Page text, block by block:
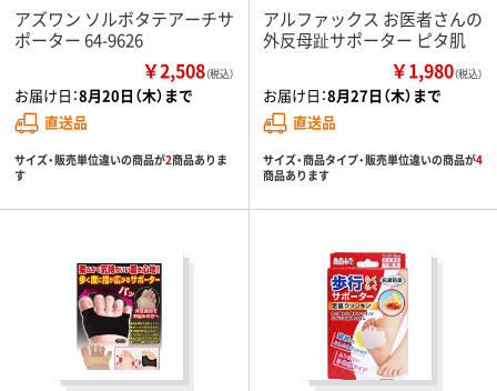
アズワン ソルボタテアーチサ
ポーター 64-9626
￥2,508（税込）
お届け日：8月20日（木）まで
直送品
サイズ・販売単位違いの商品が2商品ありま
す
アルファックス お医者さんの
外反母趾サポーター ピタ肌
￥1,980（税込）
お届け日：8月27日（木）まで
直送品
サイズ・商品タイプ・販売単位違いの商品が4
商品あります